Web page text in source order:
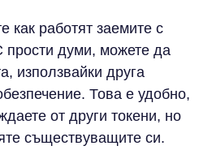
как работят заемите с
прости думи, можете да
използвайки друга
Това е удобно,
от други токени, но
съществуващите си.